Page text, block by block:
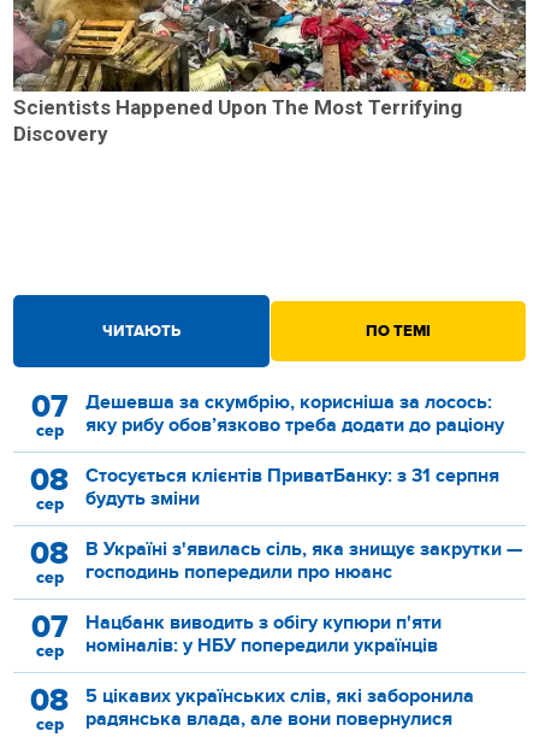
ЧИТАЮТЬ ПО ТЕМІ
07
сер
Дешевша за скумбрію, корисніша за лосось:
яку рибу обов’язково треба додати до раціону
08
сер
Стосується клієнтів ПриватБанку: з 31 серпня
будуть зміни
08
сер
В Україні з'явилась сіль, яка знищує закрутки —
господинь попередили про нюанс
07
сер
Нацбанк виводить з обігу купюри п'яти
номіналів: у НБУ попередили українців
08
сер
5 цікавих українських слів, які заборонила
радянська влада, але вони повернулися
Scientists Happened Upon The Most Terrifying
Discovery